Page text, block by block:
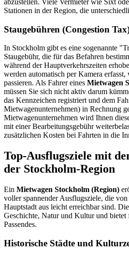
abzustellen. Viele Vermieter wie Sixt
Stationen in der Region, die
Staugebühren (Congestion
In Stockholm gibt es eine sogenannte
Staugebühr, die für das Befahren
während der Hauptverkehrszeiten
werden automatisch per Kamera
passieren. Als Fahrer eines Mietwagen
müssen Sie sich nicht aktiv darum
das Kennzeichen registriert und dem
Mietwagenunternehmen) in Rechnung
Mietwagenunternehmen wird Ihnen
mit einer Bearbeitungsgebühr
zusätzlichen Kosten bei Fahrten in die
Top-Ausflugsziele mit
der Stockholm-Region
Ein Mietwagen Stockholm (Region)
voller spannender Ausflugsziele, die von
Hauptstadt aus leicht erreichbar sind.
Geschichte, Natur und Kultur und bietet
Passendes.
Historische Städte und